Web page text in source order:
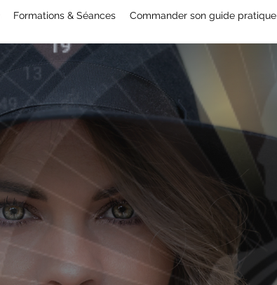
Formations & Séances Commander son guide pratique